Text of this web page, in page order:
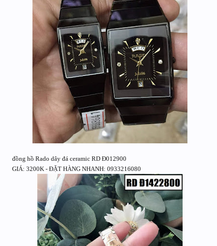
đồng hồ Rado dây đá ceramic RD Đ012900
GIÁ: 3200K - ĐẶT HÀNG NHANH: 0933216080